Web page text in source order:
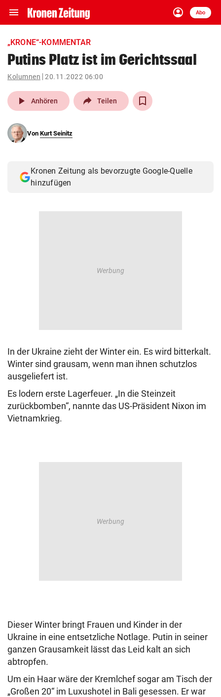
menu Navigation
ein-/ausklappen
account_circle
Anmelden
Abo
close Schließen
account_circle Anmelden
pin_drop
arrow_right
bookmark Merkliste
search
Suchbegriff
eingeben
„KRONE“-KOMMENTAR
Putins Platz ist im Gerichtssaal
Kolumnen 20.11.2022 06:00
play_arrow Anhören Teilen
Von Kurt Seinitz
Kronen Zeitung als bevorzugte Google-Quelle
hinzufügen
In der Ukraine zieht der Winter ein. Es wird bitterkalt.
Winter sind grausam, wenn man ihnen schutzlos
ausgeliefert ist.
Es lodern erste Lagerfeuer. „In die Steinzeit
zurückbomben“, nannte das US-Präsident Nixon im
Vietnamkrieg.
Dieser Winter bringt Frauen und Kinder in der
Ukraine in eine entsetzliche Notlage. Putin in seiner
ganzen Grausamkeit lässt das Leid kalt an sich
abtropfen.
Um ein Haar wäre der Kremlchef sogar am Tisch der
„Großen 20“ im Luxushotel in Bali gesessen. Er war